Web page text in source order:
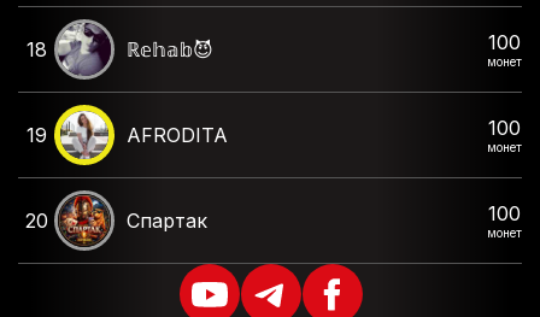
18 ℝ𝕖𝕙𝕒𝕓😈 100
монет
19 AFRODITA 100
монет
20 Спартак 100
монет